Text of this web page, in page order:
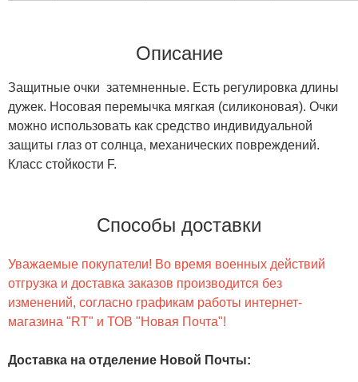
Описание
Защитные очки затемненные. Есть регулировка длины
дужек. Носовая перемычка мягкая (силиконовая). Очки
можно использовать как средство индивидуальной
защиты глаз от солнца, механических повреждений.
Класс стойкости F.
Способы доставки
Уважаемые покупатели! Во время военных действий
отгрузка и доставка заказов производится без
изменений, согласно графикам работы интернет-
магазина "RT" и ТОВ "Новая Почта"!
Доставка на отделение Новой Почты: